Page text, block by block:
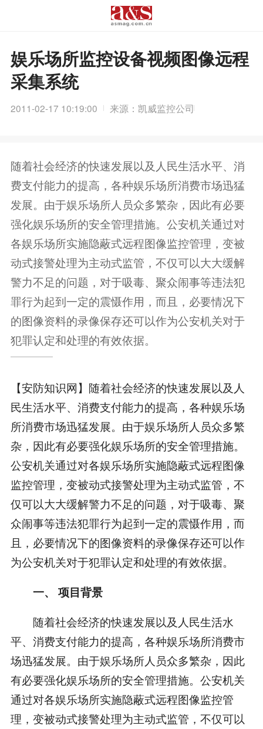
娱乐场所监控设备视频图像远程
采集系统
2011-02-17 10:19:00 来源：凯威监控公司
随着社会经济的快速发展以及人民生活水平、消
费支付能力的提高，各种娱乐场所消费市场迅猛
发展。由于娱乐场所人员众多繁杂，因此有必要
强化娱乐场所的安全管理措施。公安机关通过对
各娱乐场所实施隐蔽式远程图像监控管理，变被
动式接警处理为主动式监管，不仅可以大大缓解
警力不足的问题，对于吸毒、聚众闹事等违法犯
罪行为起到一定的震慑作用，而且，必要情况下
的图像资料的录像保存还可以作为公安机关对于
犯罪认定和处理的有效依据。
【安防知识网】随着社会经济的快速发展以及人
民生活水平、消费支付能力的提高，各种娱乐场
所消费市场迅猛发展。由于娱乐场所人员众多繁
杂，因此有必要强化娱乐场所的安全管理措施。
公安机关通过对各娱乐场所实施隐蔽式远程图像
监控管理，变被动式接警处理为主动式监管，不
仅可以大大缓解警力不足的问题，对于吸毒、聚
众闹事等违法犯罪行为起到一定的震慑作用，而
且，必要情况下的图像资料的录像保存还可以作
为公安机关对于犯罪认定和处理的有效依据。
一、 项目背景
随着社会经济的快速发展以及人民生活水
平、消费支付能力的提高，各种娱乐场所消费市
场迅猛发展。由于娱乐场所人员众多繁杂，因此
有必要强化娱乐场所的安全管理措施。公安机关
通过对各娱乐场所实施隐蔽式远程图像监控管
理，变被动式接警处理为主动式监管，不仅可以